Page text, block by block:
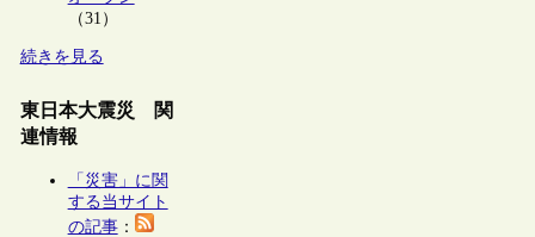
（31）
続きを見る
東日本大震災 関
連情報
「災害」に関
する当サイト
の記事：